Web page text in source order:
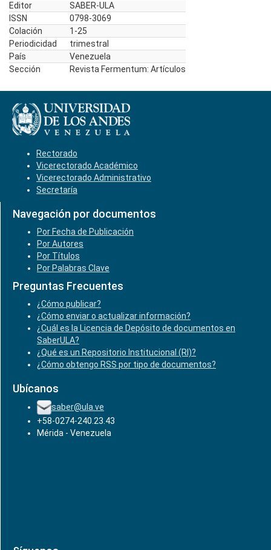
Editor
SABER-ULA
ISSN
0798-3069
Colación
1-25
Periodicidad
trimestral
País
Venezuela
Sección
Revista Fermentum: Artículos
Rectorado
Vicerectorado Académico
Vicerectorado Administrativo
Secretaría
Navegación por documentos
Por Fecha de Publicación
Por Autores
Por Títulos
Por Palabras Clave
Preguntas Frecuentes
¿Cómo publicar?
¿Cómo enviar o actualizar información?
¿Cuál es la Licencia de Depósito de documentos en
SaberULA?
¿Qué es un Repositorio Institucional (RI)?
¿Cómo obtengo RSS por tipo de documentos?
Ubícanos
saber@ula.ve
+58-0274-240.23.43
Mérida - Venezuela